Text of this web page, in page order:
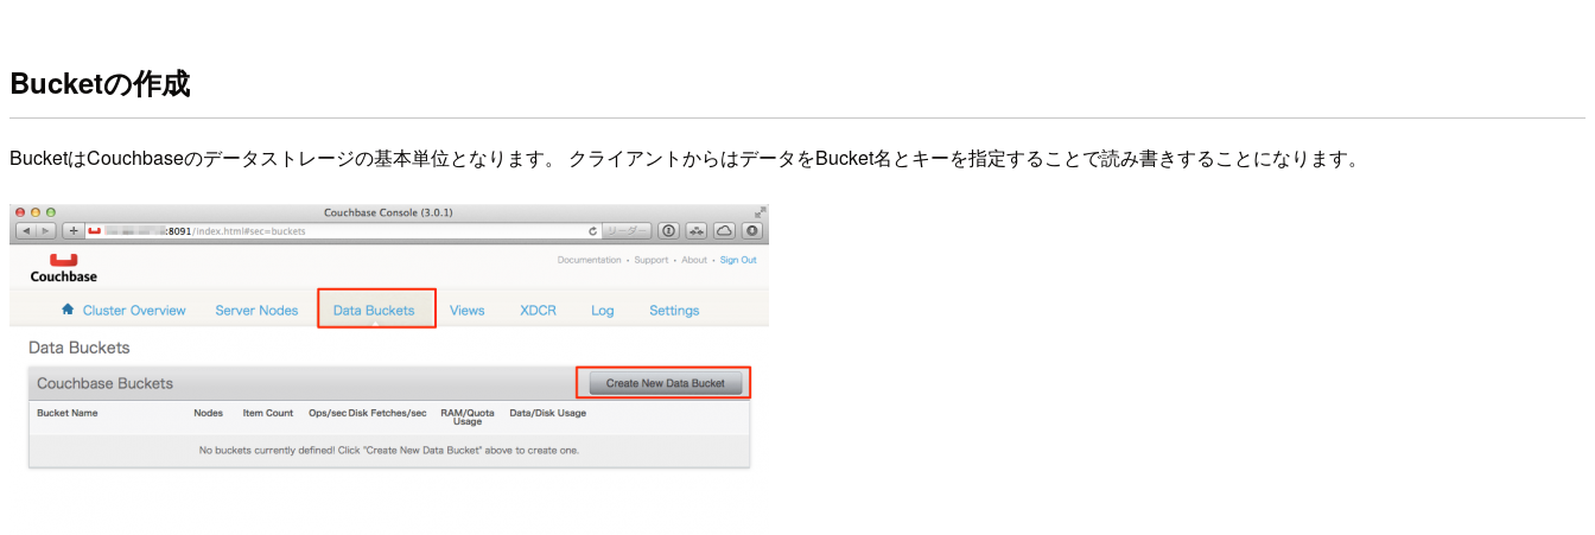
Bucketの作成
BucketはCouchbaseのデータストレージの基本単位となります。 クライアントからはデータをBucket名とキーを指定することで読み書きすることになります。